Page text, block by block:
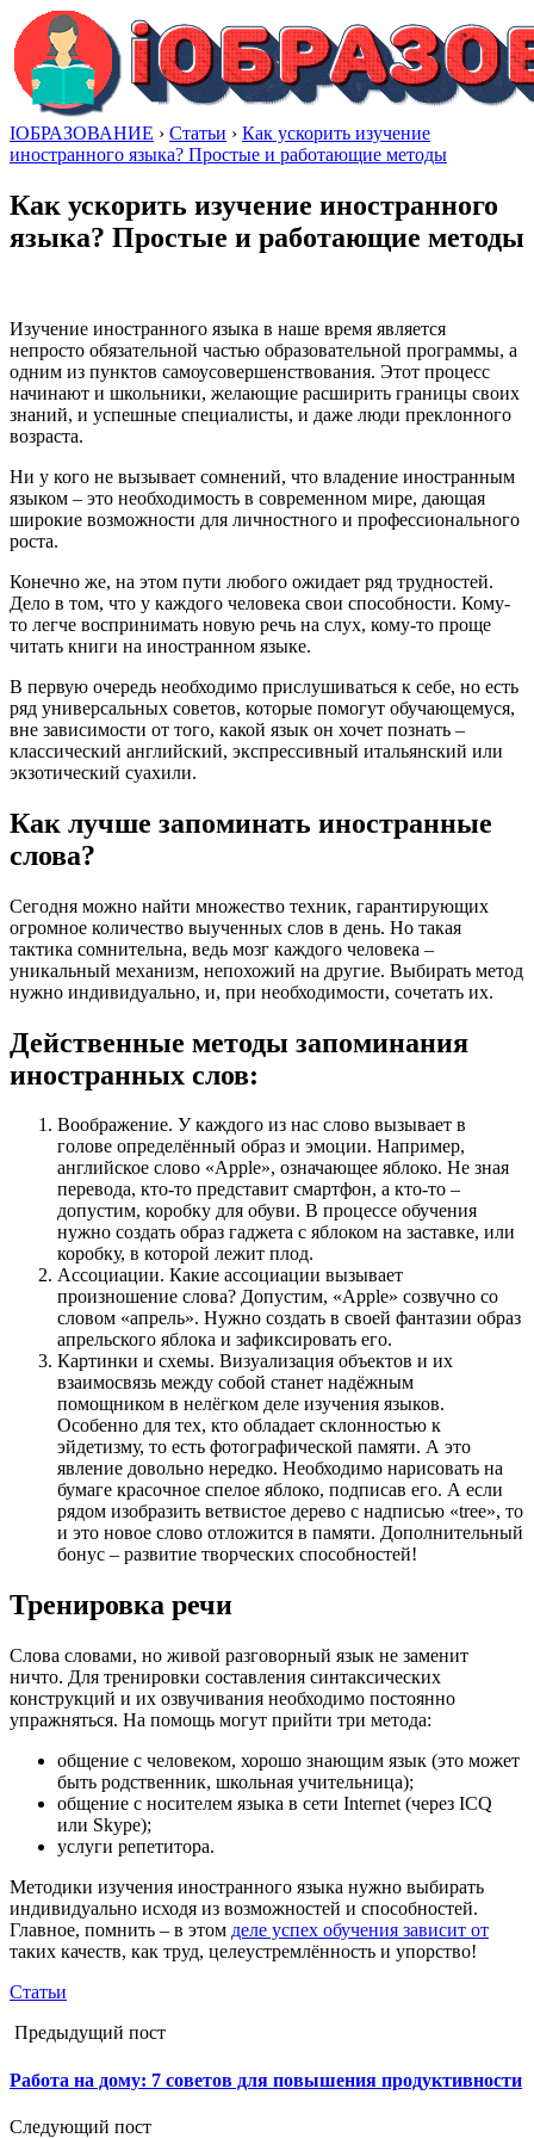
IОБРАЗОВАНИЕ › Статьи › Как ускорить изучение
иностранного языка? Простые и работающие методы
Как ускорить изучение иностранного
языка? Простые и работающие методы
Изучение иностранного языка в наше время является
непросто обязательной частью образовательной программы, а
одним из пунктов самоусовершенствования. Этот процесс
начинают и школьники, желающие расширить границы своих
знаний, и успешные специалисты, и даже люди преклонного
возраста.
Ни у кого не вызывает сомнений, что владение иностранным
языком – это необходимость в современном мире, дающая
широкие возможности для личностного и профессионального
роста.
Конечно же, на этом пути любого ожидает ряд трудностей.
Дело в том, что у каждого человека свои способности. Кому-
то легче воспринимать новую речь на слух, кому-то проще
читать книги на иностранном языке.
В первую очередь необходимо прислушиваться к себе, но есть
ряд универсальных советов, которые помогут обучающемуся,
вне зависимости от того, какой язык он хочет познать –
классический английский, экспрессивный итальянский или
экзотический суахили.
Как лучше запоминать иностранные
слова?
Сегодня можно найти множество техник, гарантирующих
огромное количество выученных слов в день. Но такая
тактика сомнительна, ведь мозг каждого человека –
уникальный механизм, непохожий на другие. Выбирать метод
нужно индивидуально, и, при необходимости, сочетать их.
Действенные методы запоминания
иностранных слов:
Воображение. У каждого из нас слово вызывает в
голове определённый образ и эмоции. Например,
английское слово «Apple», означающее яблоко. Не зная
перевода, кто-то представит смартфон, а кто-то –
допустим, коробку для обуви. В процессе обучения
нужно создать образ гаджета с яблоком на заставке, или
коробку, в которой лежит плод.
Ассоциации. Какие ассоциации вызывает
произношение слова? Допустим, «Apple» созвучно со
словом «апрель». Нужно создать в своей фантазии образ
апрельского яблока и зафиксировать его.
Картинки и схемы. Визуализация объектов и их
взаимосвязь между собой станет надёжным
помощником в нелёгком деле изучения языков.
Особенно для тех, кто обладает склонностью к
эйдетизму, то есть фотографической памяти. А это
явление довольно нередко. Необходимо нарисовать на
бумаге красочное спелое яблоко, подписав его. А если
рядом изобразить ветвистое дерево с надписью «tree», то
и это новое слово отложится в памяти. Дополнительный
бонус – развитие творческих способностей!
Тренировка речи
Слова словами, но живой разговорный язык не заменит
ничто. Для тренировки составления синтаксических
конструкций и их озвучивания необходимо постоянно
упражняться. На помощь могут прийти три метода:
общение с человеком, хорошо знающим язык (это может
быть родственник, школьная учительница);
общение с носителем языка в сети Internet (через ICQ
или Skype);
услуги репетитора.
Методики изучения иностранного языка нужно выбирать
индивидуально исходя из возможностей и способностей.
Главное, помнить – в этом деле успех обучения зависит от
таких качеств, как труд, целеустремлённость и упорство!
Статьи
Предыдущий пост
Работа на дому: 7 советов для повышения продуктивности
Следующий пост